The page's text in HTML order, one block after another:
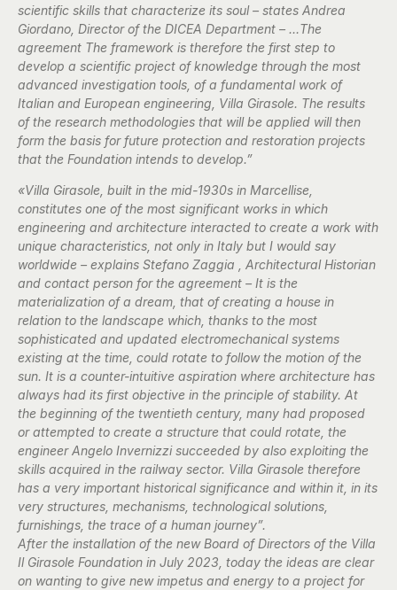
scientific skills that characterize its soul – states Andrea
Giordano, Director of the DICEA Department – …The
agreement The framework is therefore the first step to
develop a scientific project of knowledge through the most
advanced investigation tools, of a fundamental work of
Italian and European engineering, Villa Girasole. The results
of the research methodologies that will be applied will then
form the basis for future protection and restoration projects
that the Foundation intends to develop.”
«Villa Girasole, built in the mid-1930s in Marcellise,
constitutes one of the most significant works in which
engineering and architecture interacted to create a work with
unique characteristics, not only in Italy but I would say
worldwide – explains Stefano Zaggia , Architectural Historian
and contact person for the agreement – It is the
materialization of a dream, that of creating a house in
relation to the landscape which, thanks to the most
sophisticated and updated electromechanical systems
existing at the time, could rotate to follow the motion of the
sun. It is a counter-intuitive aspiration where architecture has
always had its first objective in the principle of stability. At
the beginning of the twentieth century, many had proposed
or attempted to create a structure that could rotate, the
engineer Angelo Invernizzi succeeded by also exploiting the
skills acquired in the railway sector. Villa Girasole therefore
has a very important historical significance and within it, in its
very structures, mechanisms, technological solutions,
furnishings, the trace of a human journey”.
After the installation of the new Board of Directors of the Villa
Il Girasole Foundation in July 2023, today the ideas are clear
on wanting to give new impetus and energy to a project for